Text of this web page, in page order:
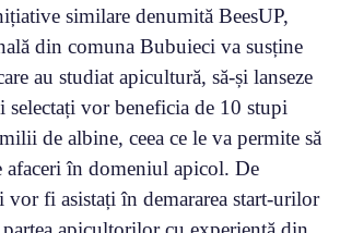
similare denumită BeesUP,
din comuna Bubuieci va susține
au studiat apicultură, să-și lanseze
selectați vor beneficia de 10 stupi
de albine, ceea ce le va permite să
în domeniul apicol. De
vor fi asistați în demararea start-urilor